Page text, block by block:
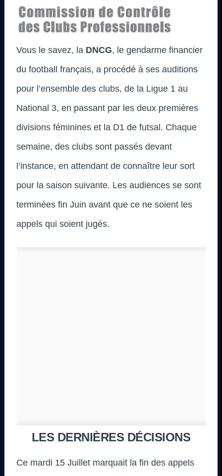
Vous le savez, la DNCG, le gendarme financier
du football français, a procédé à ses auditions
pour l’ensemble des clubs, de la Ligue 1 au
National 3, en passant par les deux premières
divisions féminines et la D1 de futsal. Chaque
semaine, des clubs sont passés devant
l’instance, en attendant de connaître leur sort
pour la saison suivante. Les audiences se sont
terminées fin Juin avant que ce ne soient les
appels qui soient jugés.
LES DERNIÈRES DÉCISIONS
Ce mardi 15 Juillet marquait la fin des appels